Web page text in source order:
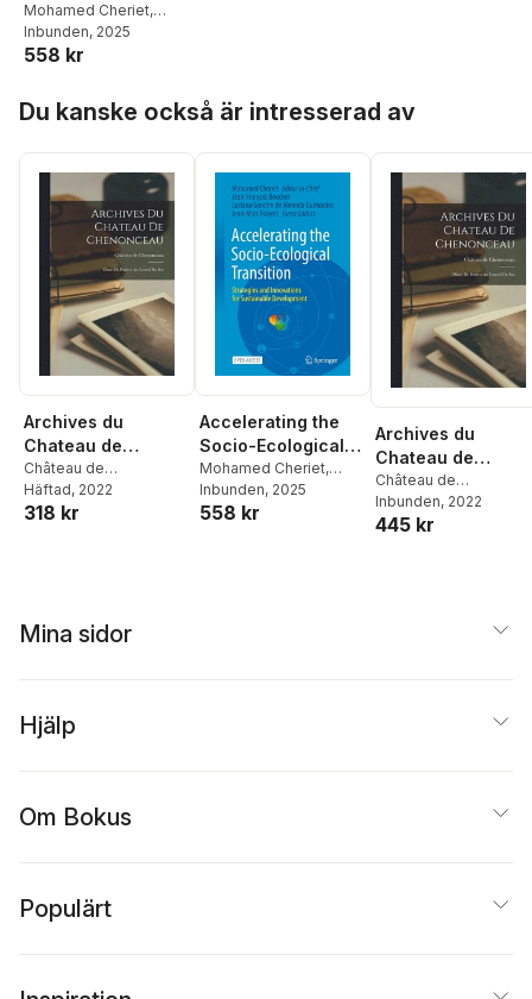
Transition
Mohamed Cheriet,
Jean-François Boucher
Luciana Gondim de
Inbunden, 2025
558 kr
Du kanske också är intresserad av
Archives du
Chateau de
Chenonceau
Château de
Chenonceau
Häftad, 2022
318 kr
Accelerating the
Socio-Ecological
Transition
Mohamed Cheriet,
Jean-François Boucher
Luciana Gondim de
Inbunden, 2025
558 kr
Archives du
Chateau de
Chenonceau
Château de
Chenonceau
Inbunden, 2022
445 kr
Mina sidor
Hjälp
Om Bokus
Populärt